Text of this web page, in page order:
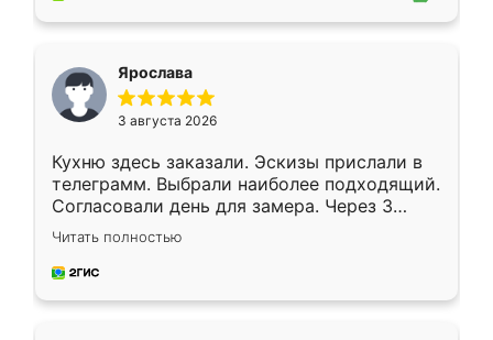
Ярослава
3 августа 2026
Кухню здесь заказали. Эскизы прислали в
телеграмм. Выбрали наиболее подходящий.
Согласовали день для замера. Через 3
недели кухня была уже готова. Остались
довольны работой. Спасибо Ренессанс
мебель за качественную работу!
Читать полностью